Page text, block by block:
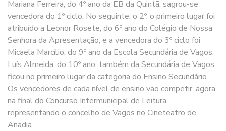
Mariana Ferreira, do 4º ano da EB da Quintã, sagrou-se
vencedora do 1º ciclo. No seguinte, o 2º, o primeiro lugar foi
atribuído a Leonor Rosete, do 6º ano do Colégio de Nossa
Senhora da Apresentação, e a vencedora do 3º ciclo foi
Micaela Marcílio, do 9º ano da Escola Secundária de Vagos.
Luís Almeida, do 10º ano, também da Secundária de Vagos,
ficou no primeiro lugar da categoria do Ensino Secundário.
Os vencedores de cada nível de ensino vão competir, agora,
na final do Concurso Intermunicipal de Leitura,
representando o concelho de Vagos no Cineteatro de
Anadia.